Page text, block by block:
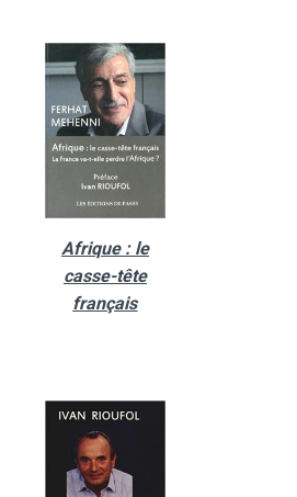
Afrique : le
casse-tête
français